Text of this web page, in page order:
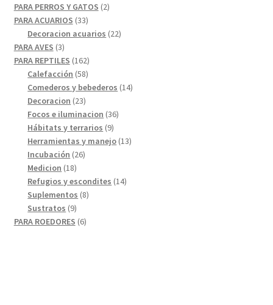
PARA PERROS Y GATOS 22
PARA ACUARIOS 3333
productos
Decoracion acuarios 2222
PARA AVES 33
productos
PARA REPTILES 162162
productos
Calefacción 5858
productos
Comederos y bebederos 1414
Decoracion 2323
productos
Focos e iluminacion 3636
Hábitats y terrarios 99
productos
Herramientas y manejo 1313
Incubación 2626
Medicion 1818
productos
Refugios y escondites 1414
Suplementos 88
Sustratos 99
productos
PARA ROEDORES 66